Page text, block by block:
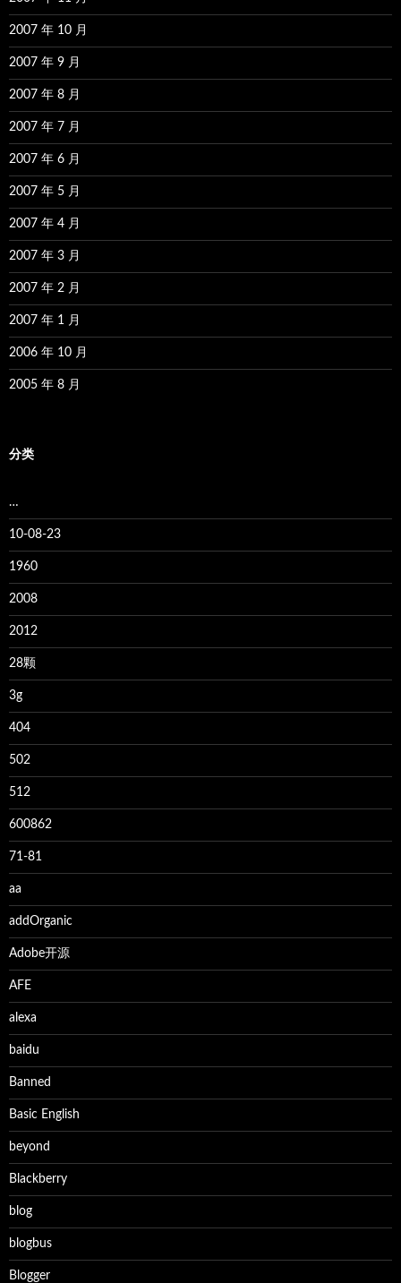
2007 年 10 月
2007 年 9 月
2007 年 8 月
2007 年 7 月
2007 年 6 月
2007 年 5 月
2007 年 4 月
2007 年 3 月
2007 年 2 月
2007 年 1 月
2006 年 10 月
2005 年 8 月
分类
…
10-08-23
1960
2008
2012
28颗
3g
404
502
512
600862
71-81
aa
addOrganic
Adobe开源
AFE
alexa
baidu
Banned
Basic English
beyond
Blackberry
blog
blogbus
Blogger